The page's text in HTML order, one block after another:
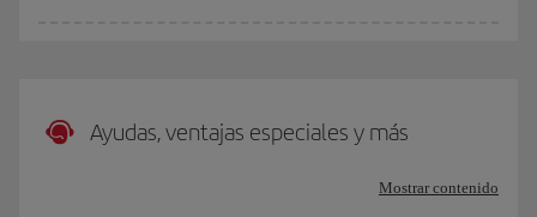
Ayudas, ventajas especiales y más
Mostrar contenido